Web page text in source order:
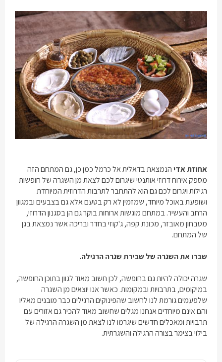
אחוזת אדיהנמצאת בדאלית אל כרמל כמן כן, גם המתחם הזה
מספק אירוח דרוזי אותנטי שיגרום לכם לצאת מן השגרה של חופשות
רגילות ויגרום לכם גם הוא להתחבר לתרבות הדרוזית המיוחדת
ושופעת באוכל מיוחד, שמזמין לא רק בטעם אלא גם בצבעים ובמגוון
הרחב והעשיר. במתחם מוגשות ארוחות בוקר גם הן בסגנון הדרוזי,
מטבחון מאובזר, מכונת קפה, ג'קוזי בחדר ובריכה אשר נמצאת בגן
של המתחם.
שברו את השגרה של שבירת שגרה הרגילה.
שגרה יכולה להיות גם בחופשה, לכן חשוב מאוד לגוון בתוכן החופשה,
במיקומים, בתרבויות ובמקומות. כאשר אנו יוצאים מן השגרה
שלפעמים גורמת לנו לחשוב שהפינוקים הרגילים כבר מובנים מאליו
והם אינם מיוחדים אנחנו מגלים שחשוב מאוד להכיר גם אזורים עם
תרבויות ומאכלים חדשים שיגרמו לנו לצאת מן השגרה הרגילה של
בילוי בצימר בצורה הרגילה והשגרתית.